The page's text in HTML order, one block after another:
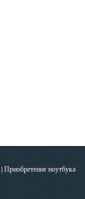
|Приобретение ноутбука